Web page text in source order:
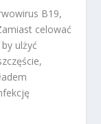
B19,
celować
ulżyć